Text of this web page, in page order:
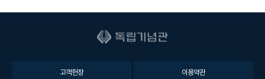
고객헌장 이용약관